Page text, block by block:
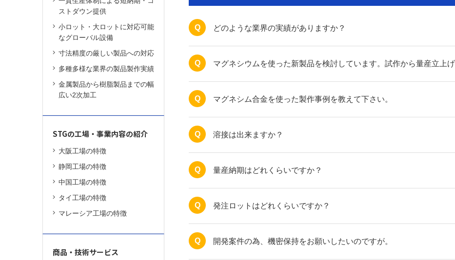
ストダウン提供
小ロット・大ロットに対応可能
なグローバル設備
寸法精度の厳しい製品への対応
多種多様な業界の製品製作実績
金属製品から樹脂製品までの幅
広い2次加工
STGの工場・事業内容の紹介
大阪工場の特徴
静岡工場の特徴
中国工場の特徴
タイ工場の特徴
マレーシア工場の特徴
商品・技術サービス
Q どのような業界の実績がありますか？
Q マグネシウムを使った新製品を検討しています。試作から量産立上
Q マグネシム合金を使った製作事例を教えて下さい。
Q 溶接は出来ますか？
Q 量産納期はどれくらいですか？
Q 発注ロットはどれくらいですか？
Q 開発案件の為、機密保持をお願いしたいのですが。